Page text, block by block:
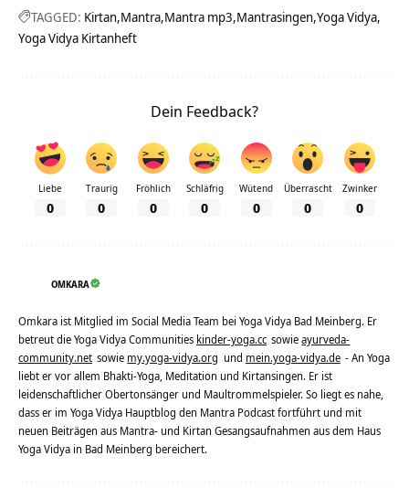
TAGGED: Kirtan Mantra Mantra mp3 Mantrasingen Yoga Vidya
Yoga Vidya Kirtanheft
Dein Feedback?
Liebe
0
Traurig
0
Fröhlich
0
Schläfrig
0
Wütend
0
Überrascht
0
Zwinker
0
OMKARA
Omkara ist Mitglied im Social Media Team bei Yoga Vidya Bad Meinberg. Er
betreut die Yoga Vidya Communities kinder-yoga.cc sowieayurveda-
community.net sowie my.yoga-vidya.org und mein.yoga-vidya.de - An Yoga
liebt er vor allem Bhakti-Yoga, Meditation und Kirtansingen. Er ist
leidenschaftlicher Obertonsänger und Maultrommelspieler. So liegt es nahe,
dass er im Yoga Vidya Hauptblog den Mantra Podcast fortführt und mit
neuen Beiträgen aus Mantra- und Kirtan Gesangsaufnahmen aus dem Haus
Yoga Vidya in Bad Meinberg bereichert.